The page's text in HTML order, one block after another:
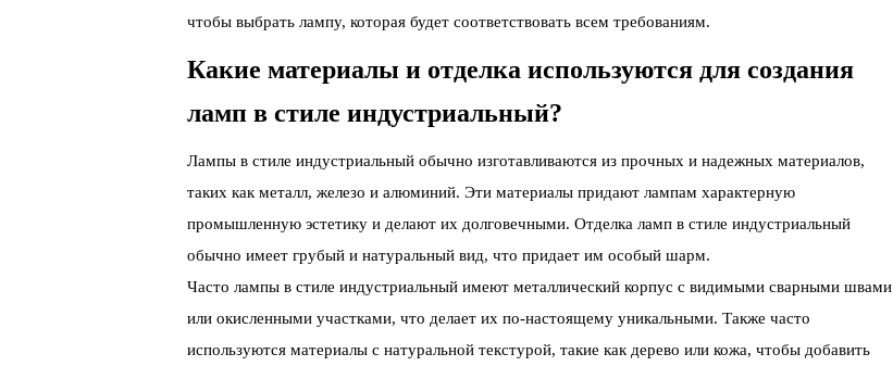
чтобы выбрать лампу, которая будет соответствовать всем требованиям.
Какие материалы и отделка используются для создания
ламп в стиле индустриальный?
Лампы в стиле индустриальный обычно изготавливаются из прочных и надежных материалов,
таких как металл, железо и алюминий. Эти материалы придают лампам характерную
промышленную эстетику и делают их долговечными. Отделка ламп в стиле индустриальный
обычно имеет грубый и натуральный вид, что придает им особый шарм.
Часто лампы в стиле индустриальный имеют металлический корпус с видимыми сварными швами
или окисленными участками, что делает их по-настоящему уникальными. Также часто
используются материалы с натуральной текстурой, такие как дерево или кожа, чтобы добавить